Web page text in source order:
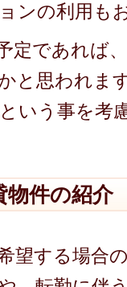
ンの利用も
定であれば
と思われま
いう事を考
物件の紹介
望する場合